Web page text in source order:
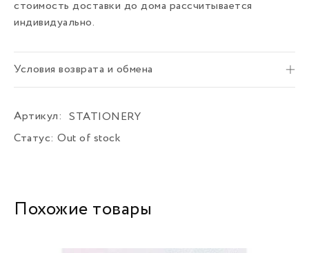
стоимость доставки до дома рассчитывается
индивидуально.
Условия возврата и обмена
Артикул:
STATIONERY
Статус: Out of stock
Похожие товары